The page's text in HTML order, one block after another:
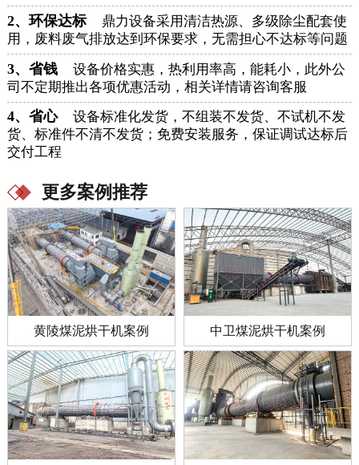
2、环保达标
鼎力设备采用清洁热源、多级除尘配套使
用，废料废气排放达到环保要求，无需担心不达标等问题
3、省钱
设备价格实惠，热利用率高，能耗小，此外公
司不定期推出各项优惠活动，相关详情请咨询客服
4、省心
设备标准化发货，不组装不发货、不试机不发
货、标准件不清不发货；免费安装服务，保证调试达标后
交付工程
更多案例推荐
黄陵煤泥烘干机案例 中卫煤泥烘干机案例